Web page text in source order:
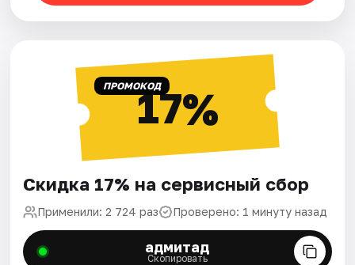
ПРОМОКОД17%
Скидка 17% на сервисный сбор
Применили: 2 724 раз Проверено: 1 минуту назад
адмитад
Скопировать